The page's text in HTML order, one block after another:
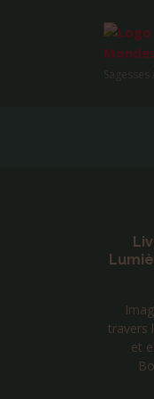
2 de Laurent
avec, pour guides